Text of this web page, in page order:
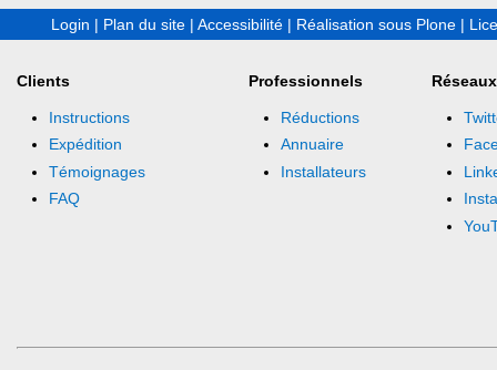
Login | Plan du site| Accessibilité| Réalisation sous Plone|
Clients
Instructions
Expédition
Témoignages
FAQ
Professionnels
Réductions
Annuaire
Installateurs
Réseaux